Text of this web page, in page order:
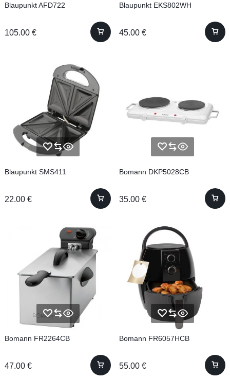
Blaupunkt AFD722
105.00 €
Blaupunkt EKS802WH
45.00 €
Blaupunkt SMS411
22.00 €
Bomann DKP5028CB
35.00 €
Bomann FR2264CB
47.00 €
Bomann FR6057HCB
55.00 €